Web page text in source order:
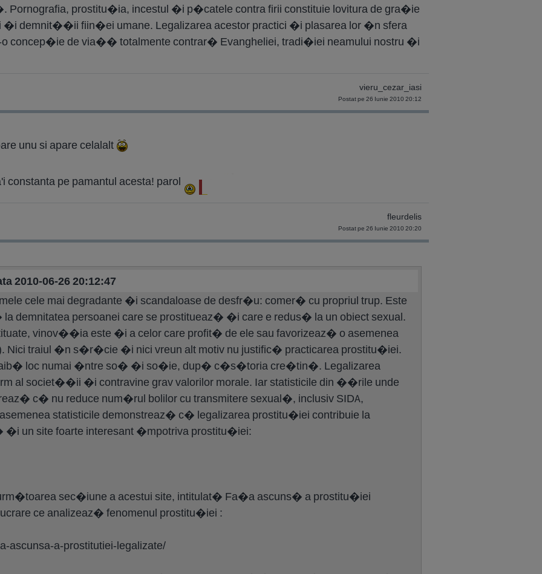
Pornografia, prostitu�ia, incestul �i p�catele contra firii constituie lovitura de gra�ie
demnit��ii fiin�ei umane. Legalizarea acestor practici �i plasarea lor �n sfera
de via�� totalmente contrar� Evangheliei, tradi�iei neamului nostru �i
vieru_cezar_iasi
Postat pe 26 Iunie 2010 20:12
unu si apare celalalt
constanta pe pamantul acesta! parol
fleurdelis
Postat pe 26 Iunie 2010 20:20
2010-06-26 20:12:47
cele mai degradante �i scandaloase de desfr�u: comer� cu propriul trup. Este
demnitatea persoanei care se prostitueaz� �i care e redus� la un obiect sexual.
vinov��ia este �i a celor care profit� de ele sau favorizeaz� o asemenea
traiul �n s�r�cie �i nici vreun alt motiv nu justific� practicarea prostitu�iei.
loc numai �ntre so� �i so�ie, dup� c�s�toria cre�tin�. Legalizarea
al societ��ii �i contravine grav valorilor morale. Iar statisticile din ��rile unde
c� nu reduce num�rul bolilor cu transmitere sexual�, inclusiv SIDA,
statisticile demonstreaz� c� legalizarea prostitu�iei contribuie la
un site foarte interesant �mpotriva prostitu�iei:
sec�iune a acestui site, intitulat� Fa�a ascuns� a prostitu�iei
ce analizeaz� fenomenul prostitu�iei :
ascunsa-a-prostitutiei-legalizate/